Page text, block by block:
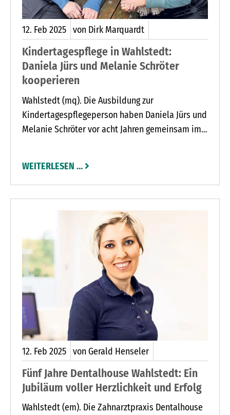
12. Feb 2025 von Dirk Marquardt
Kindertagespflege in Wahlstedt:
Daniela Jürs und Melanie Schröter
kooperieren
Wahlstedt (mq). Die Ausbildung zur
Kindertagespflegeperson haben Daniela Jürs und
Melanie Schröter vor acht Jahren gemeinsam im
zusammen die Qualifikation für Frühpädagogik.
Kein Wunder, dass die beiden auch als
Tagesmütter in Wahlstedt kooperieren.
WEITERLESEN …
12. Feb 2025 von Gerald Henseler
Fünf Jahre Dentalhouse Wahlstedt: Ein
Jubiläum voller Herzlichkeit und Erfolg
Wahlstedt (em). Die Zahnarztpraxis Dentalhouse